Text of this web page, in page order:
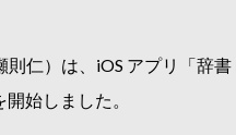
仁）は、iOS アプリ「辞
始しました。